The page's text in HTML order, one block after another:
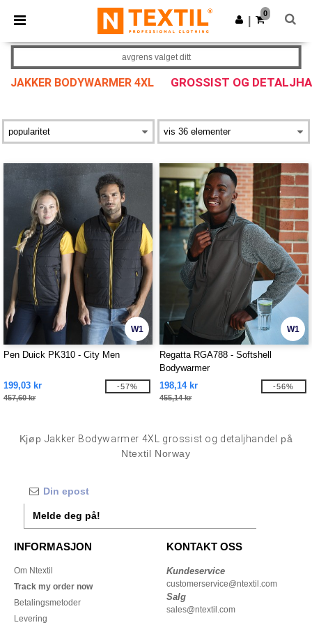
× Ntextil-app
Bedre priser i appen!
Last ned app
0
JAKKER BODYWARMER 4XL GROSSIST OG
avgrens valget ditt
W1
Pen Duick PK310 - City Men
199,03 kr
457,60 kr
-57%
W1
Regatta RGA788 - Softshell
Bodywarmer
198,14 kr
455,14 kr
-56%
Kjøp Jakker Bodywarmer 4XL grossist og detaljhandel
på
Ntextil Norway
Melde deg på!
INFORMASJON
Om Ntextil
Track my order now
Betalingsmetoder
Levering
KONTAKT OSS
Kundeservice
customerservice@ntextil.com
Salg
sales@ntextil.com